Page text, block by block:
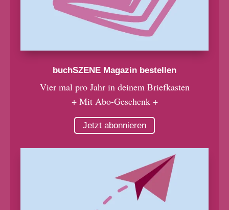
buchSZENE Magazin bestellen
Vier mal pro Jahr in deinem Briefkasten
+ Mit Abo-Geschenk +
Jetzt abonnieren